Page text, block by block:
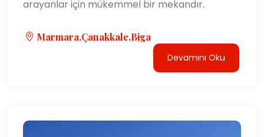
arayanlar için mükemmel bir mekandır.
Marmara,Çanakkale,Biga
Devamını Oku